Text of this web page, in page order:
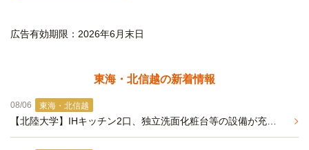
広告有効期限：2026年6月末日
東海・北信越の新着情報
08/06 東海・北信越